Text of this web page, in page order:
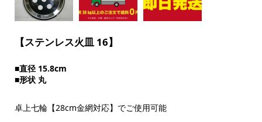
【ステンレス火皿 16】
■直径 15.8cm
■形状 丸
卓上七輪【28cm金網対応】でご使用可能